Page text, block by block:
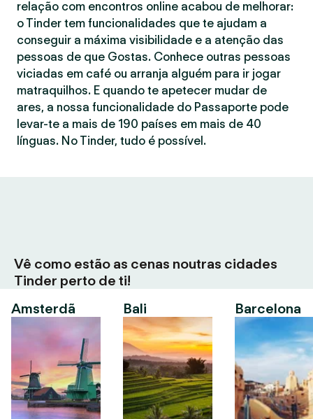
relação com encontros online acabou de melhorar:
o Tinder tem funcionalidades que te ajudam a
conseguir a máxima visibilidade e a atenção das
pessoas de que Gostas. Conhece outras pessoas
viciadas em café ou arranja alguém para ir jogar
matraquilhos. E quando te apetecer mudar de
ares, a nossa funcionalidade do Passaporte pode
levar-te a mais de 190 países em mais de 40
línguas. No Tinder, tudo é possível.
Vê como estão as cenas noutras cidades
Tinder perto de ti!
Amsterdã
Bali Barcelona